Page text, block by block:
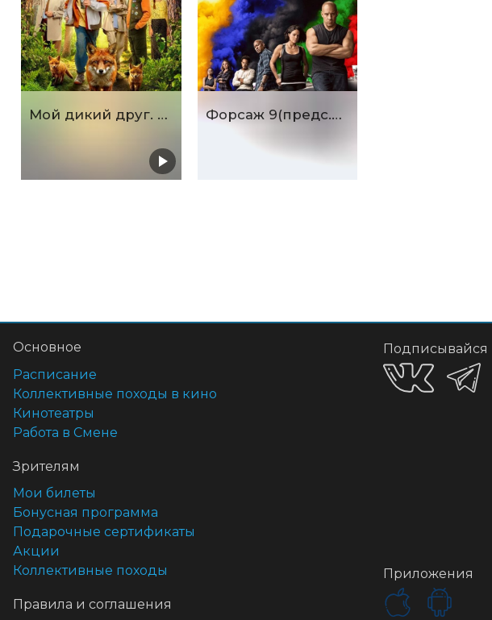
Мой дикий друг. Возвращение домой Форсаж 9(предс.обсл. & Три добрых дела)
Основное
Расписание
Коллективные походы в кино
Кинотеатры
Работа в Смене
Зрителям
Мои билеты
Бонусная программа
Подарочные сертификаты
Акции
Коллективные походы
Правила и соглашения
Подписывайся
Приложения